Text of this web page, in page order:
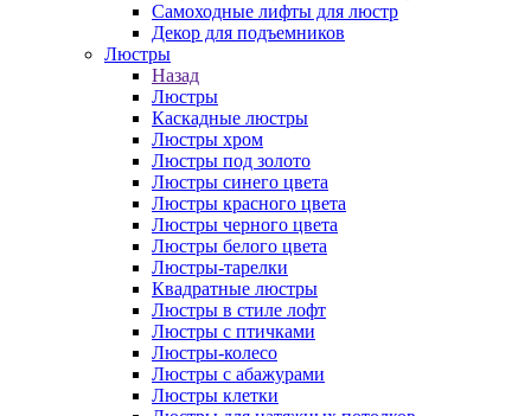
Самоходные лифты для люстр
Декор для подъемников
Люстры
Назад
Люстры
Каскадные люстры
Люстры хром
Люстры под золото
Люстры синего цвета
Люстры красного цвета
Люстры черного цвета
Люстры белого цвета
Люстры-тарелки
Квадратные люстры
Люстры в стиле лофт
Люстры с птичками
Люстры-колесо
Люстры с абажурами
Люстры клетки